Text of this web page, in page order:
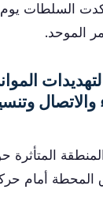
السلطات
الموحد.
والاتصال
المنطقة
إغلاق المحطة أمام